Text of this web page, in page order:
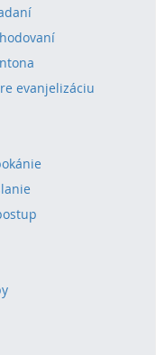
evanjelizáciu